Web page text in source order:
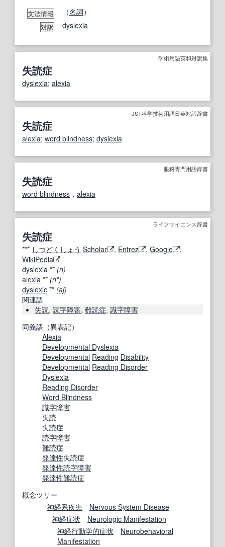
文法情報 （名詞）
対訳 dyslexia
学術用語英和対訳集
失読症
dyslexia; alexia
JST科学技術用語日英対訳辞書
失読症
alexia; word blindness; dyslexia
眼科専門用語辞書
失読症
word blindness ， alexia
ライフサイエンス辞書
失読症
*** しつどくしょう Scholar , Entrez , Google
,
WikiPedia
dyslexia ** (n)
alexia ** (n*)
dyslexic ** (aj)
関連語
失読, 読字障害, 難読症, 識字障害
同義語（異表記）
Alexia
Developmental Dyslexia
Developmental Reading Disability
Developmental Reading Disorder
Dyslexia
Reading Disorder
Word Blindness
識字障害
失読
失読症
読字障害
難読症
発達性失読症
発達性読字障害
発達性難読症
概念ツリー
神経系疾患
Nervous System Disease
神経症状
Neurologic Manifestation
神経行動学的症状
Neurobehavioral
Manifestation